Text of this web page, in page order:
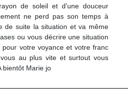
de soleil et d'une douceur
ne perd pas son temps à
de suite la situation et va même
ou vous décrire une situation
votre voyance et votre franc
au plus vite et surtout vous
bientôt Marie jo